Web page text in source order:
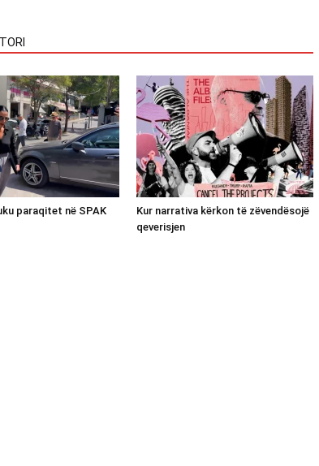
paraqitet në SPAK
Kur narrativa kërkon të zëvendësojë
qeverisjen